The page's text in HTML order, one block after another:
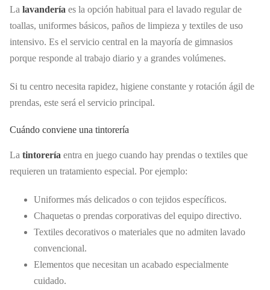
La lavandería es la opción habitual para el lavado regular de
toallas, uniformes básicos, paños de limpieza y textiles de uso
intensivo. Es el servicio central en la mayoría de gimnasios
porque responde al trabajo diario y a grandes volúmenes.
Si tu centro necesita rapidez, higiene constante y rotación ágil de
prendas, este será el servicio principal.
Cuándo conviene una tintorería
La tintorería entra en juego cuando hay prendas o textiles que
requieren un tratamiento especial. Por ejemplo:
Uniformes más delicados o con tejidos específicos.
Chaquetas o prendas corporativas del equipo directivo.
Textiles decorativos o materiales que no admiten lavado
convencional.
Elementos que necesitan un acabado especialmente
cuidado.